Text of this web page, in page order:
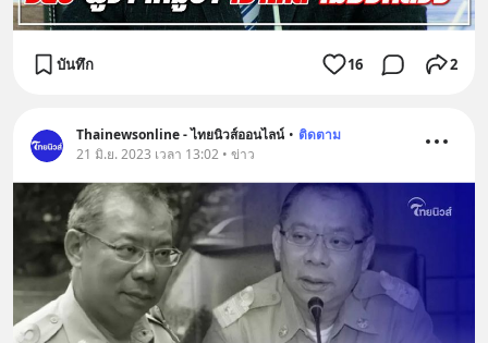
บันทึก 16 2
Thainewsonline - ไทยนิวส์ออนไลน์ • ติดตาม
21 มิ.ย. 2023 เวลา 13:02 • ข่าว